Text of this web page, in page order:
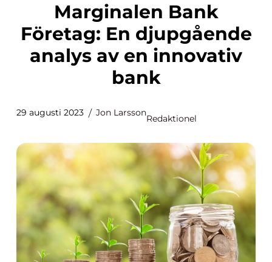
Marginalen Bank
Företag: En djupgående
analys av en innovativ
bank
29 augusti 2023 Jon Larsson
Redaktionel